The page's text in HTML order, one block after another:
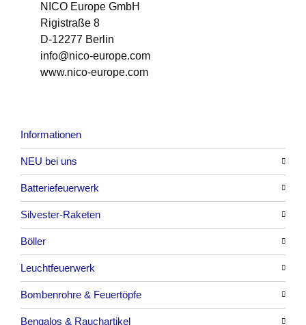
NICO Europe GmbH
Rigistraße 8
D-12277 Berlin
info@nico-europe.com
www.nico-europe.com
Informationen
NEU bei uns
Alle anzeigen
Batteriefeuerwerk
Alle anzeigen
Silvester-Raketen
Alle anzeigen
Böller
Alle anzeigen
China-Böller
Knaller / Kanonenschläge
Leuchtfeuerwerk
Alle anzeigen
Vulkane
Bombenrohre & Feuertöpfe
Alle anzeigen
Bengalos & Rauchartikel